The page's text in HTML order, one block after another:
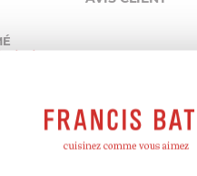
(0)
(0)